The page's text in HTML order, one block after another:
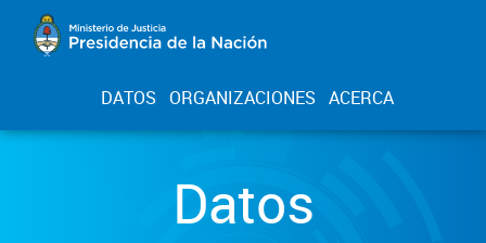
DATOS ORGANIZACIONES ACERCA
Datos